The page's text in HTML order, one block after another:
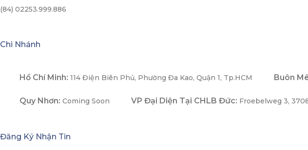
(84) 02253.999.886
Chi Nhánh
Hồ Chí Minh: 114 Điện Biên Phủ, Phường Đa Kao, Quận 1, Tp.HCM Buôn
Quy Nhơn: Coming Soon VP Đại Diện Tại CHLB Đức: Froebelweg 3,
Đăng Ký Nhận Tin